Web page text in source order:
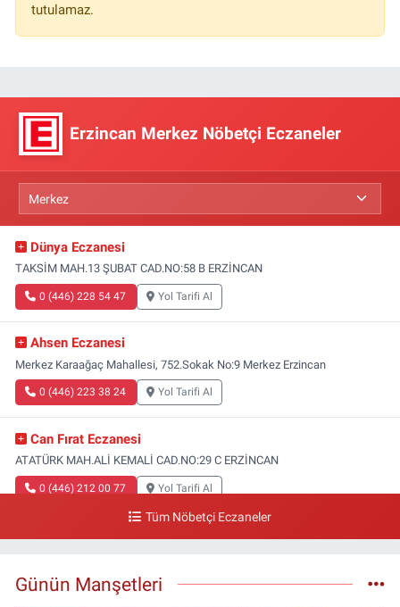
tutulamaz.
Erzincan Merkez Nöbetçi Eczaneler
Dünya Eczanesi
TAKSİM MAH.13 ŞUBAT CAD.NO:58 B ERZİNCAN
0 (446) 228 54 47 Yol Tarifi Al
Ahsen Eczanesi
Merkez Karaağaç Mahallesi, 752.Sokak No:9 Merkez Erzincan
0 (446) 223 38 24 Yol Tarifi Al
Can Fırat Eczanesi
ATATÜRK MAH.ALİ KEMALİ CAD.NO:29 C ERZİNCAN
0 (446) 212 00 77 Yol Tarifi Al
0 (446) 212 10 20
Tüm Nöbetçi Eczaneler
Günün Manşetleri